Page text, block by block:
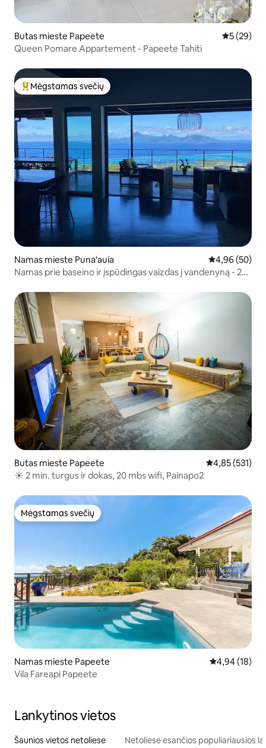
Butas mieste Papeete Vidutinis
5 (29)
Queen Pomare Appartement - Papeete Tahiti
Svečių mėgstamiausias
Mėgstamas svečių
Namas mieste Puna'auia Vidutinis
4,96 (50)
Namas prie baseino ir įspūdingas vaizdas į vandenyną - 2
Butas mieste Papeete Vidutinis
4,85 (531)
☀️ 2 min. turgus ir dokas, 20 mbs wifi, Painapo2
Mėgstamas svečių
Mėgstamas svečių
Namas mieste Papeete Vidutinis
4,94 (18)
Vila Fareapi Papeete
Lankytinos vietos
Šaunios vietos netoliese Netoliese esančios populiariausios